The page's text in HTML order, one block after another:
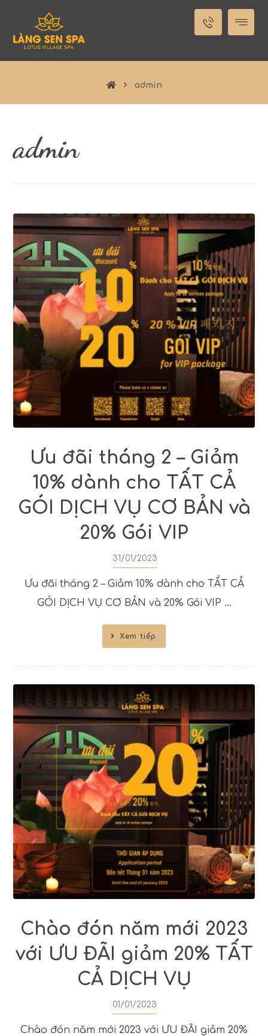
admin
admin
Ưu đãi tháng 2 – Giảm
10% dành cho TẤT CẢ
GÓI DỊCH VỤ CƠ BẢN và
20% Gói VIP
31/01/2023
Ưu đãi tháng 2 – Giảm 10% dành cho TẤT CẢ
GÓI DỊCH VỤ CƠ BẢN và 20% Gói VIP ...
Xem tiếp
Chào đón năm mới 2023
với ƯU ĐÃI giảm 20% TẤT
CẢ DỊCH VỤ
01/01/2023
Chào đón năm mới 2023 với ƯU ĐÃI giảm 20%